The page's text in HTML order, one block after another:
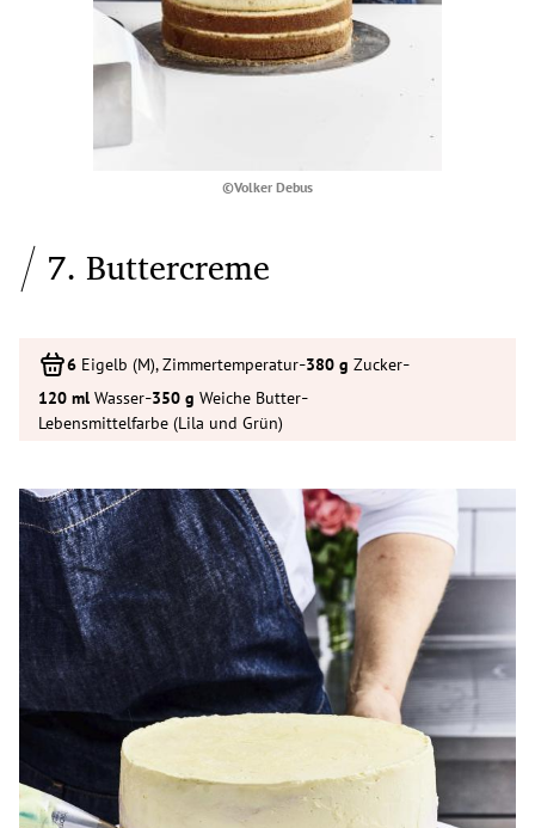
©Volker Debus
7. Buttercreme
Eigelb (M), Zimmertemperatur- Zucker-
Wasser- Weiche Butter-
Lebensmittelfarbe (Lila und Grün)